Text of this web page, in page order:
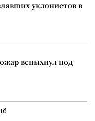
уклонистов в
вспыхнул под